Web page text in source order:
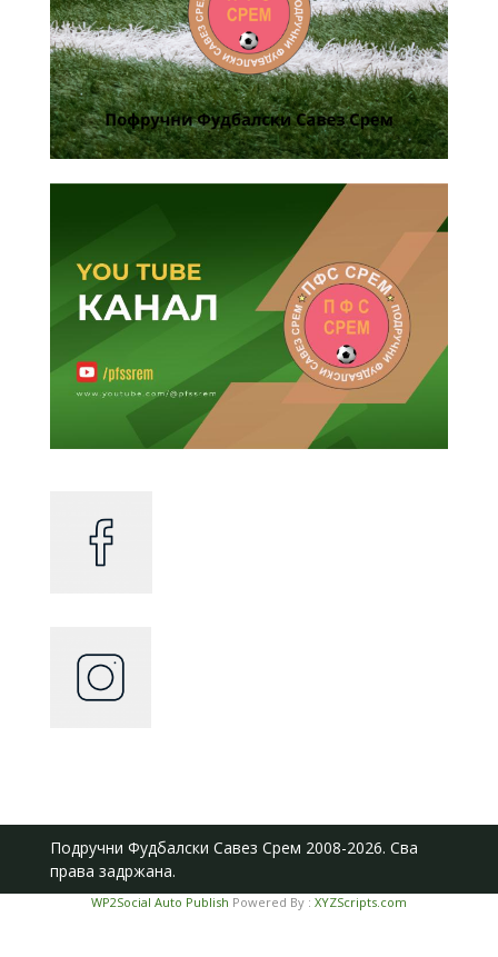
Подручни Фудбалски Савез Срем 2008-2026. Сва
права задржана.
WP2Social Auto Publish Powered By : XYZScripts.com